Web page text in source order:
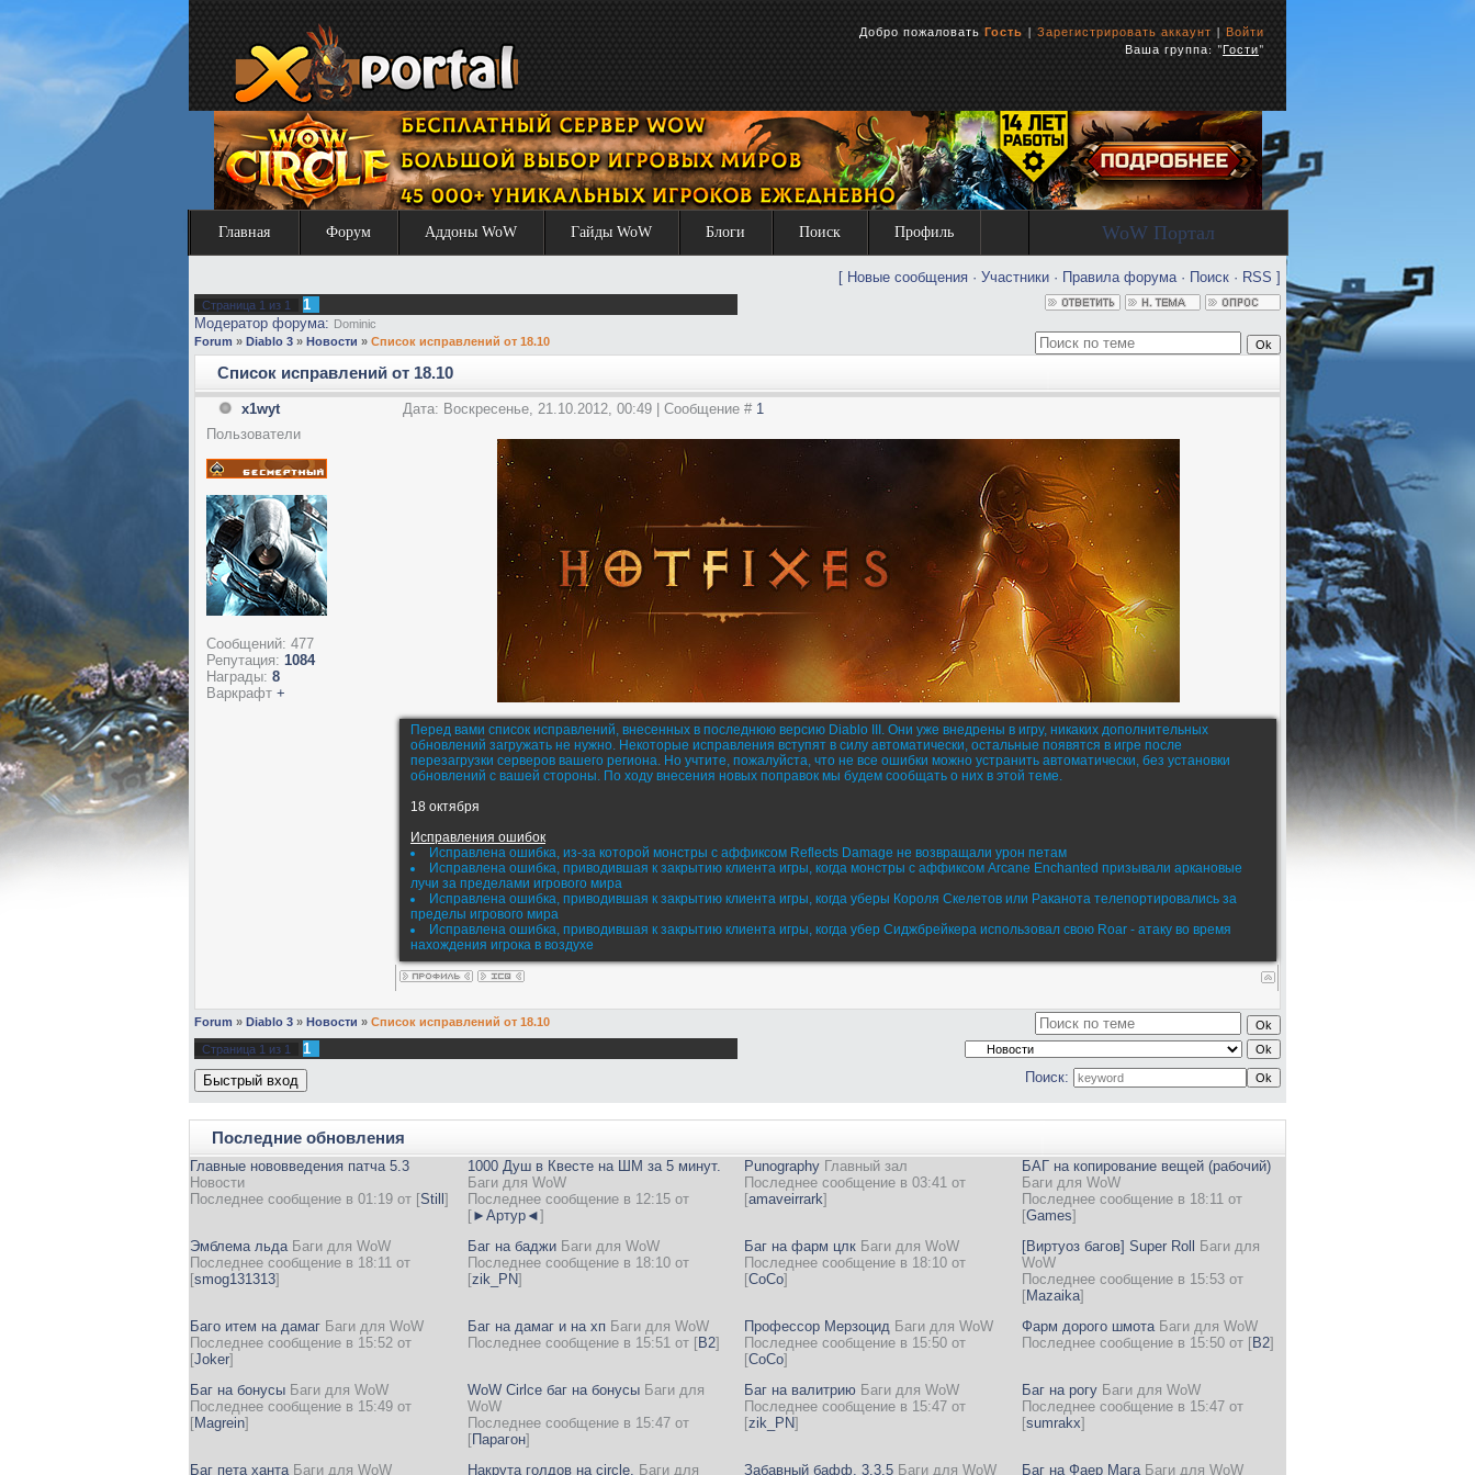
Добро пожаловать Гость | Зарегистрировать аккаунт | Войти
Ваша группа: "Гости"
Главная Форум Аддоны WoW Гайды WoW Блоги Поиск Профиль WoW Портал
[ Новые сообщения · Участники · Правила форума· Поиск · RSS ]
Страница 1 из 1
1
Модератор форума: Dominic
Forum » Diablo 3 » Новости » Список исправлений от 18.10
Список исправлений от 18.10
x1wyt Дата: Воскресенье, 21.10.2012, 00:49 | Сообщение # 1
Пользователи
Сообщений: 477
Репутация: 1084
Награды: 8
Варкрафт +
Перед вами список исправлений, внесенных в последнюю версию Diablo III. Они уже внедрены в игру, никаких дополнительных
обновлений загружать не нужно. Некоторые исправления вступят в силу автоматически, остальные появятся в игре после
перезагрузки серверов вашего региона. Но учтите, пожалуйста, что не все ошибки можно устранить автоматически, без установки
обновлений с вашей стороны. По ходу внесения новых поправок мы будем сообщать о них в этой теме.
18 октября
Исправления ошибок
Исправлена ошибка, из-за которой монстры с аффиксом Reflects Damagе не возвращали урон петам
Исправлена ошибка, приводившая к закрытию клиента игры, когда монстры с аффиксом Arcane Enchanted призывали аркановые
лучи за пределами игрового мира
Исправлена ошибка, приводившая к закрытию клиента игры, когда уберы Короля Скелетов или Раканота телепортировались за
пределы игрового мира
Исправлена ошибка, приводившая к закрытию клиента игры, когда убер Сиджбрейкера использовал свою Roar - атаку во время
нахождения игрока в воздухе
Forum » Diablo 3 » Новости » Список исправлений от 18.10
Страница 1 из 1
1
Поиск:
Последние обновления
Главные нововведения патча 5.3
Новости
Последнее сообщение в 01:19 от [Still ]
1000 Душ в Квесте на ШМ за 5 минут.
Баги для WoW
Последнее сообщение в 12:15 от
[►Артур◄]
Punography Главный зал
Последнее сообщение в 03:41 от
[amaveirrark]
БАГ на копирование вещей (рабочий)
Баги для WoW
Последнее сообщение в 18:11 от
[Games]
Эмблема льда Баги для WoW
Последнее сообщение в 18:11 от
[smog131313]
Баг на баджи Баги для WoW
Последнее сообщение в 18:10 от
[zik_PN]
Баг на фарм цлк Баги для WoW
Последнее сообщение в 18:10 от
[CoCo]
[Виртуоз багов] Super Roll
Баги для
WoW
Последнее сообщение в 15:53 от
[Mazaika]
Баго итем на дамаг Баги для WoW
Последнее сообщение в 15:52 от
[Joker]
Баг на дамаг и на хп Баги для WoW
Последнее сообщение в 15:51 от [B2]
Профессор Мерзоцид Баги для WoW
Последнее сообщение в 15:50 от
[CoCo]
Фарм дорого шмота Баги для WoW
Последнее сообщение в 15:50 от [B2]
Баг на бонусы Баги для WoW
Последнее сообщение в 15:49 от
[Magrein]
WoW Cirlce баг на бонусы Баги для
WoW
Последнее сообщение в 15:47 от
[Парагон]
Баг на валитрию Баги для WoW
Последнее сообщение в 15:47 от
[zik_PN]
Баг на рогу Баги для WoW
Последнее сообщение в 15:47 от
[sumrakx]
Баг пета ханта Баги для WoW Накрута голдов на circle. Баги для Забавный бафф, 3.3.5 Баги для WoW Баг на Фаер Мага Баги для WoW